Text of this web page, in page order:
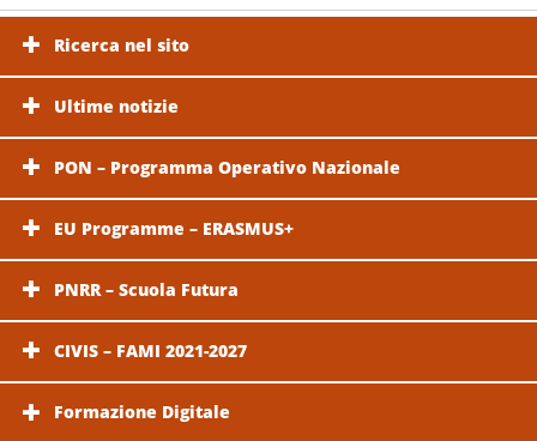
Ricerca nel sito
Ultime notizie
PON – Programma Operativo Nazionale
EU Programme – ERASMUS+
PNRR – Scuola Futura
CIVIS – FAMI 2021-2027
Formazione Digitale